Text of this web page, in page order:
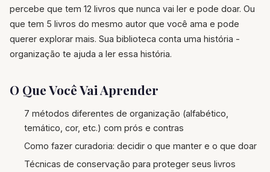
percebe que tem 12 livros que nunca vai ler e pode doar. Ou
que tem 5 livros do mesmo autor que você ama e pode
querer explorar mais. Sua biblioteca conta uma história -
organização te ajuda a ler essa história.
O Que Você Vai Aprender
7 métodos diferentes de organização (alfabético,
temático, cor, etc.) com prós e contras
Como fazer curadoria: decidir o que manter e o que doar
Técnicas de conservação para proteger seus livros